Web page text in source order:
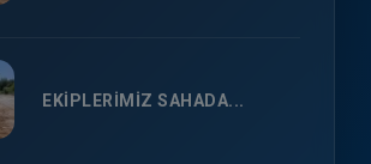
EKİPLERİMİZ SAHADA...